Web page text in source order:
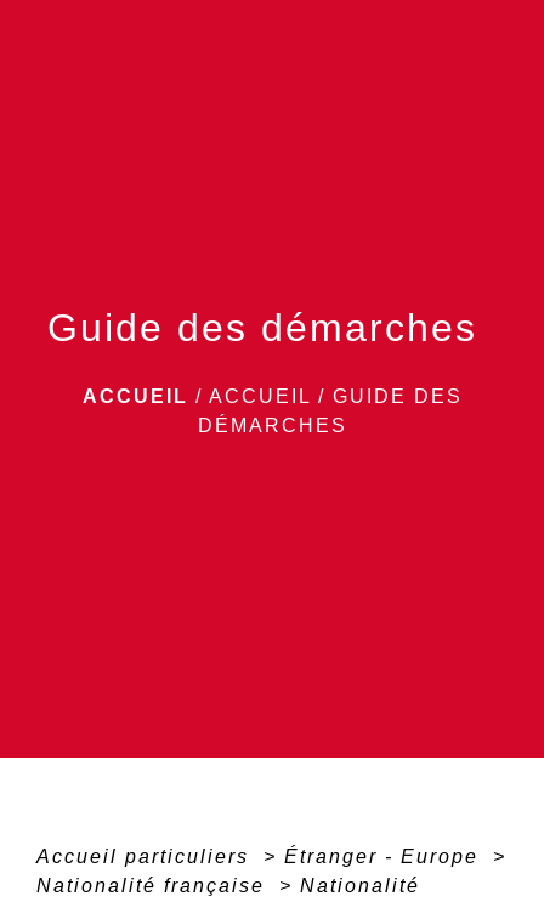
Guide des démarches
ACCUEIL / ACCUEIL / GUIDE DES
DÉMARCHES
Accueil particuliers > Étranger - Europe
>
Nationalité française
> Nationalité